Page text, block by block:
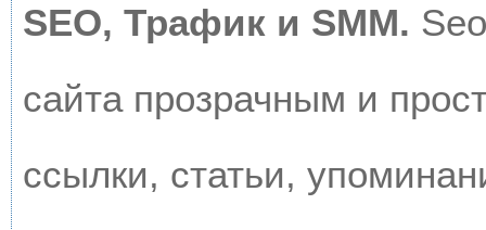
SEO, Трафик и SMM.
сайта прозрачным и
ссылки, статьи,